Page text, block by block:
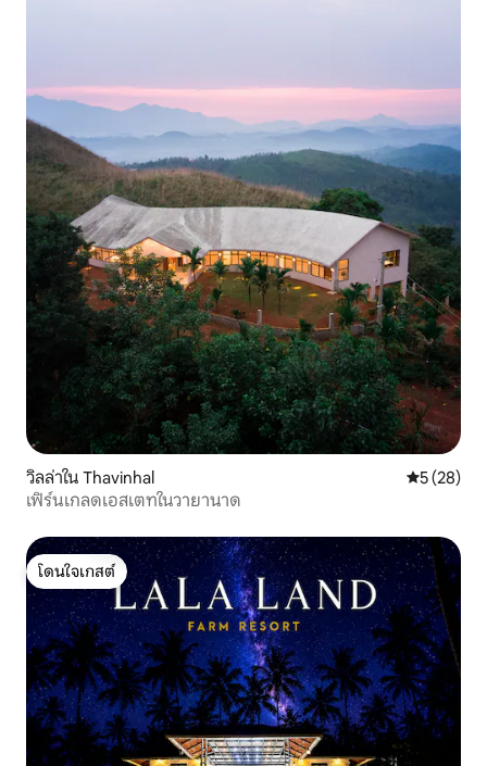
วิลล่าใน Thavinhal คะแนนเฉลี่
5 (28)
เฟิร์นเกลดเอสเตทในวายานาด
โดนใจเกสต์
โดนใจเกสต์